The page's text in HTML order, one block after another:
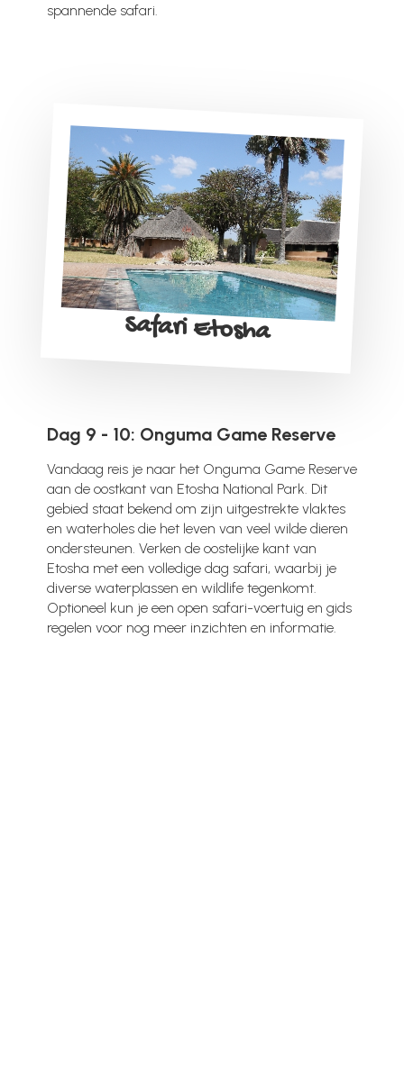
spannende safari.
Safari Etosha
Dag 9 - 10: Onguma Game Reserve
Vandaag reis je naar het Onguma Game Reserve
aan de oostkant van Etosha National Park. Dit
gebied staat bekend om zijn uitgestrekte vlaktes
en waterholes die het leven van veel wilde dieren
ondersteunen. Verken de oostelijke kant van
Etosha met een volledige dag safari, waarbij je
diverse waterplassen en wildlife tegenkomt.
Optioneel kun je een open safari-voertuig en gids
regelen voor nog meer inzichten en informatie.